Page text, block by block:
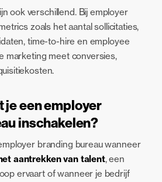
ook verschillend. Bij employer
zoals het aantal sollicitaties,
time-to-hire en employee
marketing meet conversies,
je een employer
inschakelen?
branding bureau wanneer
aantrekken van talent, een
ervaart of wanneer je bedrijf